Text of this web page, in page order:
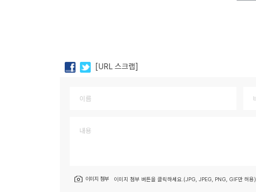
[URL 스크랩]
이미지 첨부 이미지 첨부 버튼을 클릭하세요.(JPG, JPEG, PNG, GIF만 허용)